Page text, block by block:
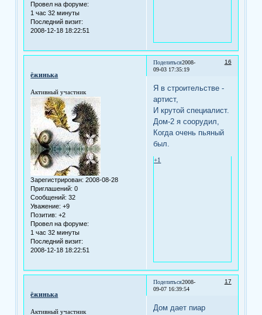
Провел на форуме:
1 час 32 минуты
Последний визит:
2008-12-18 18:22:51
Поделиться 16
2008-
09-03 17:35:19
ёжинька
Активный участник
Зарегистрирован: 2008-08-28
Приглашений: 0
Сообщений: 32
Уважение: +9
Позитив: +2
Провел на форуме:
1 час 32 минуты
Последний визит:
2008-12-18 18:22:51
Я в строительстве -
артист,
И крутой специалист.
Дом-2 я соорудил,
Когда очень пьяный
был.
+1
Поделиться 17
2008-
09-07 16:39:54
ёжинька
Активный участник
Дом дает пиар